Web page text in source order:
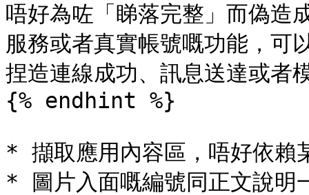
唔好為咗「睇落完整」而偽
服務或者真實帳號嘅功能，可
捏造連線成功、訊息送達或者
{% endhint %}
* 擷取應用內容區，唔好依賴
* 圖片入面嘅編號同正文說明